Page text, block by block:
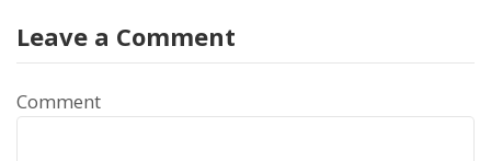
Leave a Comment
Comment